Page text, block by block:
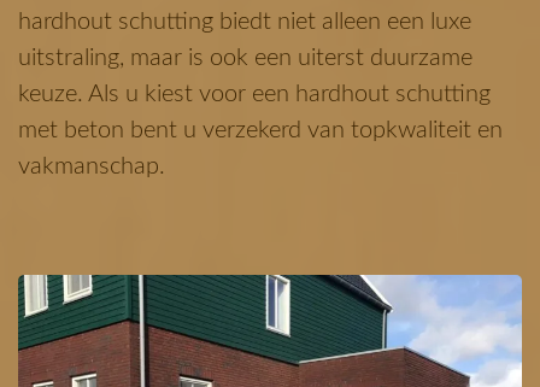
hardhout schutting biedt niet alleen een luxe
uitstraling, maar is ook een uiterst duurzame
keuze. Als u kiest voor een hardhout schutting
met beton bent u verzekerd van topkwaliteit en
vakmanschap.